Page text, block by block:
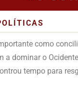
como
a dominar o
tempo para